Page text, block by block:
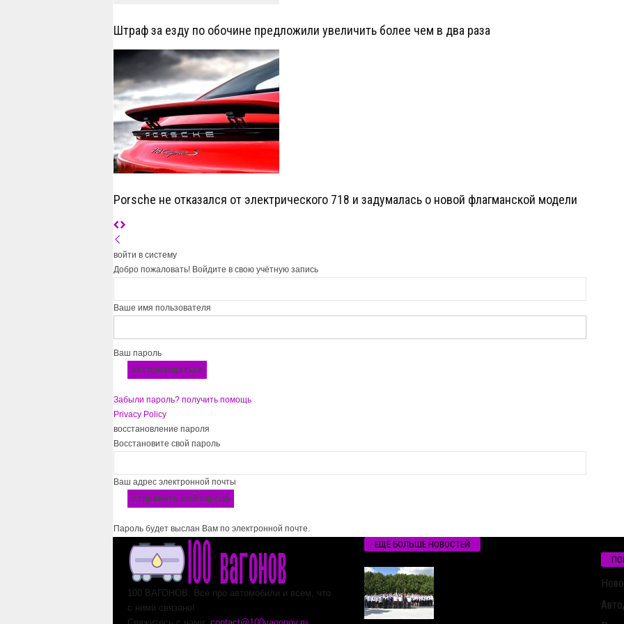
Штраф за езду по обочине предложили увеличить более чем в два раза
Porsche не отказался от электрического 718 и задумалась о новой флагманской модели
войти в систему
Добро пожаловать! Войдите в свою учётную запись
Ваше имя пользователя
Ваш пароль
Забыли пароль? получить помощь
Privacy Policy
восстановление пароля
Восстановите свой пароль
Ваш адрес электронной почты
Пароль будет выслан Вам по электронной почте.
100 ВАГОНОВ. Все про автомобили и всем, что
с ними связано!
ЕЩЁ БОЛЬШЕ НОВОСТЕЙ